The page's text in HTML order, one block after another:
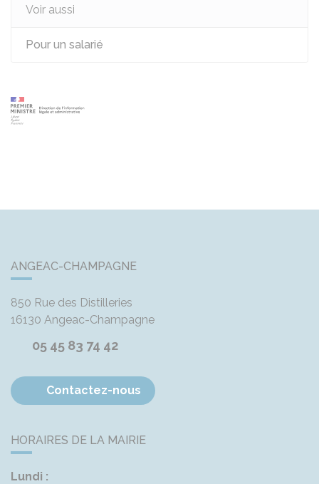
Voir aussi
Pour un salarié
ANGEAC-CHAMPAGNE
850 Rue des Distilleries
16130 Angeac-Champagne
05 45 83 74 42
Contactez-nous
HORAIRES DE LA MAIRIE
Lundi :